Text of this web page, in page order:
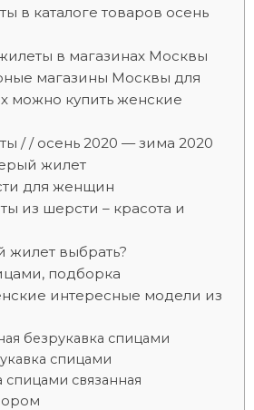
в каталоге товаров осень
в магазинах Москвы
магазины Москвы для
можно купить женские
/ / осень 2020 — зима 2020
жилет
для женщин
из шерсти – красота и
жилет выбрать?
подборка
интересные модели из
безрукавка спицами
спицами
спицами связанная